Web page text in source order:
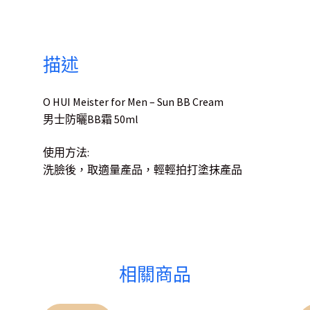
描述
O HUI Meister for Men – Sun BB Cream
男士防曬BB霜 50ml
使用方法:
洗臉後，取適量產品，輕輕拍打塗抹產品
相關商品